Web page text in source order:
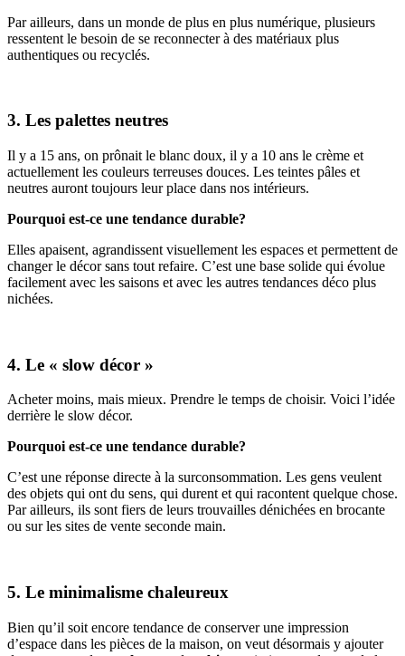
Par ailleurs, dans un monde de plus en plus numérique, plusieurs
ressentent le besoin de se reconnecter à des matériaux plus
authentiques ou recyclés.
3. Les palettes neutres
Il y a 15 ans, on prônait le blanc doux, il y a 10 ans le crème et
actuellement les couleurs terreuses douces. Les teintes pâles et
neutres auront toujours leur place dans nos intérieurs.
Pourquoi est-ce une tendance durable?
Elles apaisent, agrandissent visuellement les espaces et permettent de
changer le décor sans tout refaire. C’est une base solide qui évolue
facilement avec les saisons et avec les autres tendances déco plus
nichées.
4. Le « slow décor »
Acheter moins, mais mieux. Prendre le temps de choisir. Voici l’idée
derrière le slow décor.
Pourquoi est-ce une tendance durable?
C’est une réponse directe à la surconsommation. Les gens veulent
des objets qui ont du sens, qui durent et qui racontent quelque chose.
Par ailleurs, ils sont fiers de leurs trouvailles dénichées en brocante
ou sur les sites de vente seconde main.
5. Le minimalisme chaleureux
Bien qu’il soit encore tendance de conserver une impression
d’espace dans les pièces de la maison, on veut désormais y ajouter